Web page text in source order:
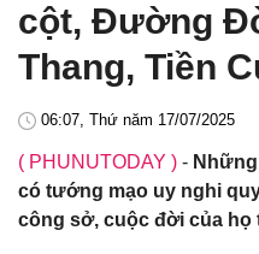
cột, Đường
Thang, Tiền
06:07, Thứ năm 17/07/2025
( PHUNUTODAY ) -
có tướng mạo uy nghi
công sở, cuộc đời của họ